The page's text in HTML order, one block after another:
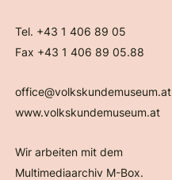
Tel. +43 1 406 89 05
Fax +43 1 406 89 05.88
office@volkskundemuseum.at
www.volkskundemuseum.at
Wir arbeiten mit dem
Multimediaarchiv M-Box.